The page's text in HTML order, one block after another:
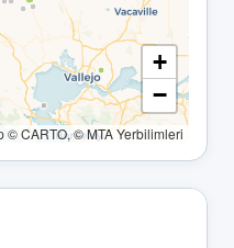
+
−
© CARTO, © MTA Yerbilimleri